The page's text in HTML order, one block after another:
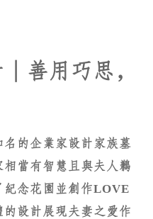
善用巧思，
的企業家設計家族墓
當有智慧且與夫人鶼
紀念花園並創作LOVE
設計展現夫妻之愛作